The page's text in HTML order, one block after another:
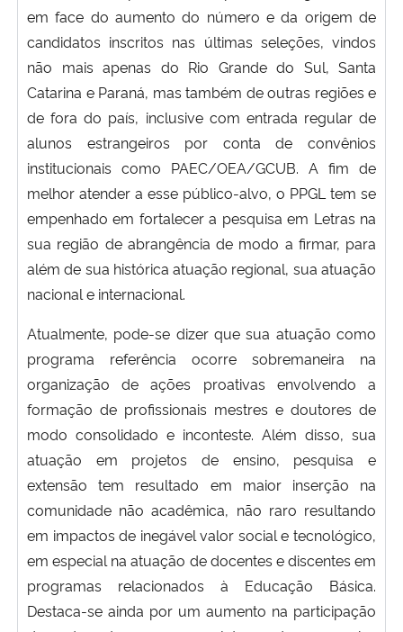
em face do aumento do número e da origem de
candidatos inscritos nas últimas seleções, vindos
não mais apenas do Rio Grande do Sul, Santa
Catarina e Paraná, mas também de outras regiões e
de fora do país, inclusive com entrada regular de
alunos estrangeiros por conta de convênios
institucionais como PAEC/OEA/GCUB. A fim de
melhor atender a esse público-alvo, o PPGL tem se
empenhado em fortalecer a pesquisa em Letras na
sua região de abrangência de modo a firmar, para
além de sua histórica atuação regional, sua atuação
nacional e internacional.
Atualmente, pode-se dizer que sua atuação como
programa referência ocorre sobremaneira na
organização de ações proativas envolvendo a
formação de profissionais mestres e doutores de
modo consolidado e inconteste. Além disso, sua
atuação em projetos de ensino, pesquisa e
extensão tem resultado em maior inserção na
comunidade não acadêmica, não raro resultando
em impactos de inegável valor social e tecnológico,
em especial na atuação de docentes e discentes em
programas relacionados à Educação Básica.
Destaca-se ainda por um aumento na participação